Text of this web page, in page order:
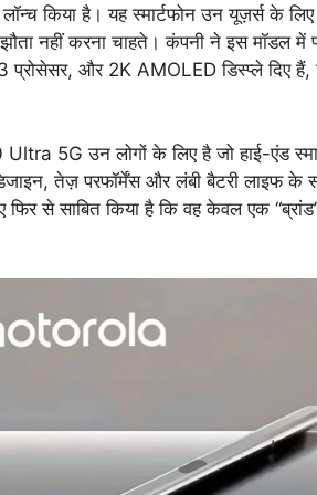
किया है। यह स्मार्टफोन उन यूज़र्स के लिए
नहीं करना चाहते। कंपनी ने इस मॉडल
और 2K AMOLED डिस्प्ले दिए
5G उन लोगों के लिए है जो हाई-एंड
तेज़ परफॉर्मेंस और लंबी बैटरी लाइफ के
से साबित किया है कि वह केवल एक